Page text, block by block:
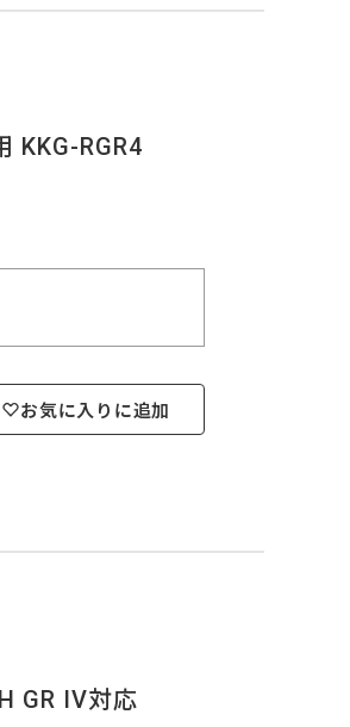
KKG-RGR4
お気に入りに追加
GR IV対応